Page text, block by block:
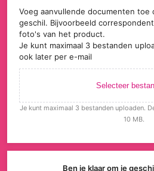
Voeg aanvullende documenten toe
geschil. Bijvoorbeeld
foto's van het product.
Je kunt maximaal 3 bestanden
ook later per e-mail
Selecteer
Je kunt maximaal 3 bestanden uploaden.
10 MB.
Ben je klaar om je